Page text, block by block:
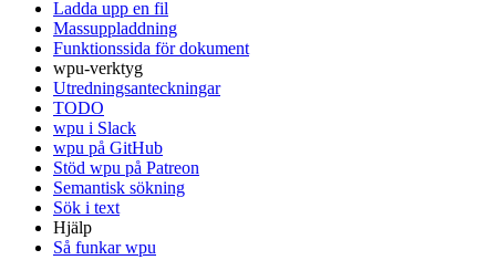
Ladda upp en fil
Massuppladdning
Funktionssida för dokument
wpu-verktyg
Utredningsanteckningar
TODO
wpu i Slack
wpu på GitHub
Stöd wpu på Patreon
Semantisk sökning
Sök i text
Hjälp
Så funkar wpu